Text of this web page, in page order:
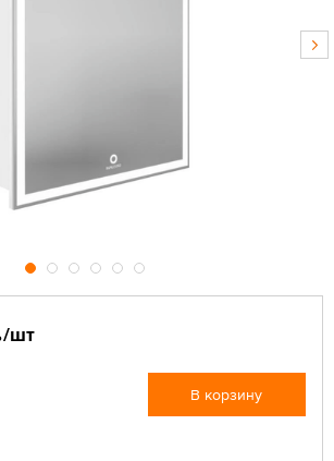
/шт
В корзину